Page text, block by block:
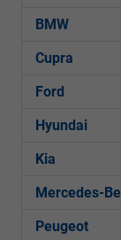
BMW
Cupra
Ford
Hyundai
Kia
Mercedes-
Peugeot